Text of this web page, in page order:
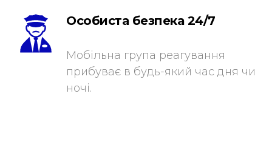
Особиста безпека 24/7
Мобільна група реагування
прибуває в будь-який час дня чи
ночі.